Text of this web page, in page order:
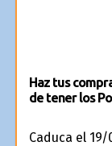
Haz tus
de tener los
Caduca el 19/